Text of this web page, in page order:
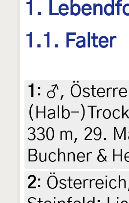
1.
1.1. Falter
1 : ♂,
(Halb-
330 m, 29.
Buchner &
2: